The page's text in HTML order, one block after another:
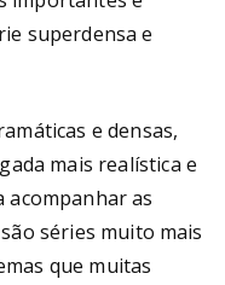
superdensa e
e densas,
mais realística e
acompanhar as
séries muito mais
que muitas